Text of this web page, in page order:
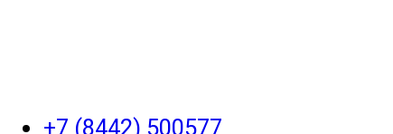
+7 (8442) 500577